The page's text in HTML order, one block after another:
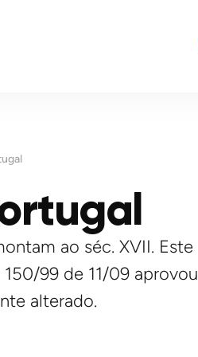
ao séc. XVII. Este
99 de 11/09 aprovou
alterado.